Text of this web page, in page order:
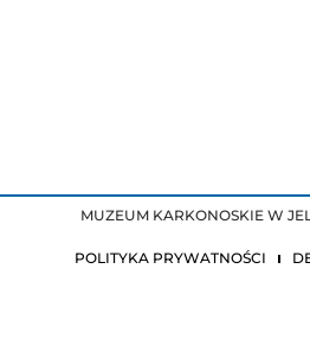
MUZEUM KARKONOSKIE W
POLITYKA PRYWATNOŚCI